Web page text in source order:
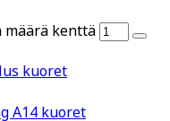
määrä kenttä
kuoret